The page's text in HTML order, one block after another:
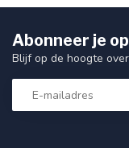
Abonneer je
Blijf op de hoogte